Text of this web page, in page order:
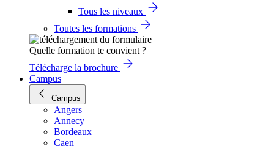
Tous les niveaux
Toutes les formations
Quelle formation te convient ?
Télécharge la brochure
Campus
Campus
Angers
Annecy
Bordeaux
Caen